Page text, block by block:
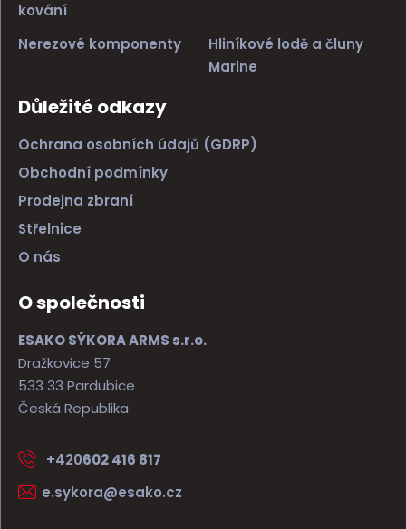
kování
Nerezové komponenty
Hliníkové lodě a čluny
Marine
Důležité odkazy
Ochrana osobních údajů (GDRP)
Obchodní podmínky
Prodejna zbraní
Střelnice
O nás
O společnosti
ESAKO SÝKORA ARMS s.r.o.
Dražkovice 57
533 33 Pardubice
Česká Republika
+420602 416 817
e.sykora@esako.cz